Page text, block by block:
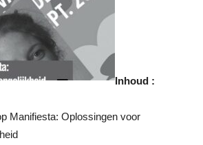
Inhoud :
Manifiesta: Oplossingen voor